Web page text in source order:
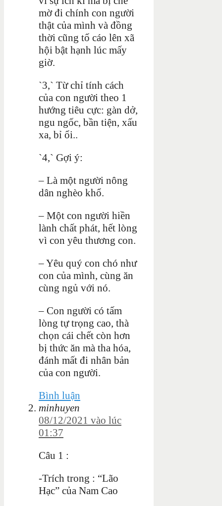
mờ đi chính con người
thật của mình và đồng
thời cũng tố cáo lên xã
hội bật hạnh lúc mấy
giờ.
`3,` Từ chỉ tính cách
của con người theo 1
hướng tiêu cực: gàn dở,
ngu ngốc, bần tiện, xấu
xa, bỉ ổi..
`4,` Gợi ý:
– Là một người nông
dân nghèo khổ.
– Một con người hiền
lành chất phát, hết lòng
vì con yêu thương con.
– Yêu quý con chó như
con của mình, cùng ăn
cùng ngủ với nó.
– Con người có tấm
lòng tự trọng cao, thà
chọn cái chết còn hơn
bị thức ăn mà tha hóa,
đánh mất đi nhân bản
của con người.
Bình luận
minhuyen
08/12/2021 vào lúc
01:37
Câu 1 :
-Trích trong : “Lão
Hạc” của Nam Cao